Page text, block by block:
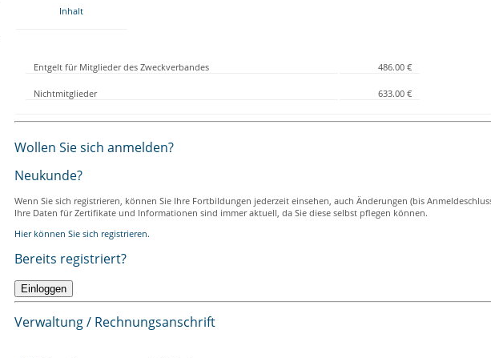
Inhalt
Entgelt für Mitglieder des Zweckverbandes 486.00 €
Nichtmitglieder 633.00 €
Wollen Sie sich anmelden?
Neukunde?
Wenn Sie sich registrieren, können Sie Ihre Fortbildungen jederzeit einsehen, auch Änderungen (bis
Ihre Daten für Zertifikate und Informationen sind immer aktuell, da Sie diese selbst pflegen können.
Hier können Sie sich registrieren.
Bereits registriert?
Verwaltung / Rechnungsanschrift